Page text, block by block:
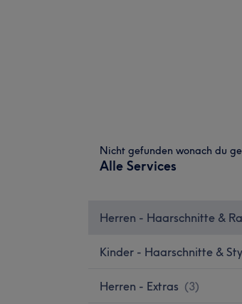
Nicht gefunden wonach du
Alle Services
Herren - Haarschnitte &
Kinder - Haarschnitte &
Herren - Extras (3)